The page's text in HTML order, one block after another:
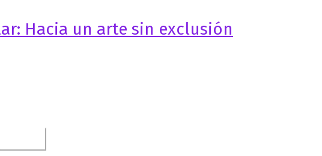
Hacia un arte sin exclusión